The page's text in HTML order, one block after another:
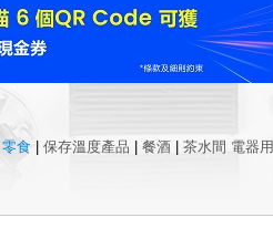
零食 保存溫度產品 餐酒 茶水間 電器用